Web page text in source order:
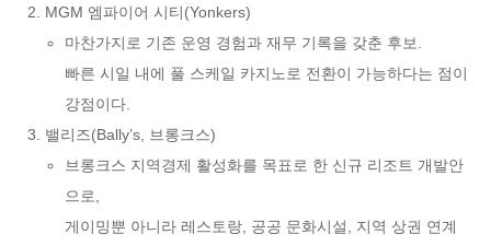
MGM 엠파이어 시티(Yonkers)
마찬가지로 기존 운영 경험과 재무 기록을 갖춘 후보.
빠른 시일 내에 풀 스케일 카지노로 전환이 가능하다는 점이
강점이다.
밸리즈(Bally’s, 브롱크스)
브롱크스 지역경제 활성화를 목표로 한 신규 리조트 개발안
으로,
게이밍뿐 아니라 레스토랑, 공공 문화시설, 지역 상권 연계